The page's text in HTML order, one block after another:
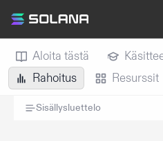
Aloita tästä
Rahoitus
Resurssit
Sisällysluettelo